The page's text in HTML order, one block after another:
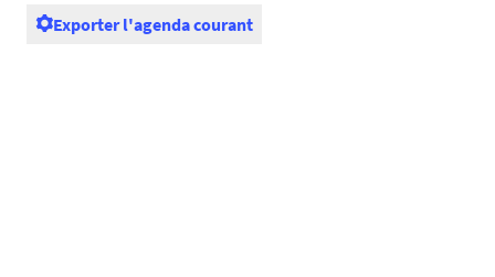
Exporter l'agenda courant